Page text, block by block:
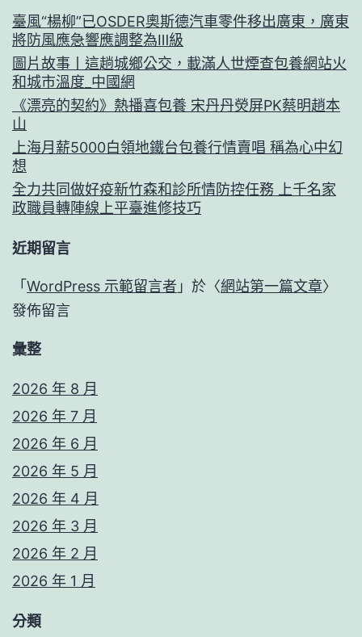
臺風“楊柳”已OSDER奧斯德汽車零件移出廣東，廣東
將防風應急響應調整為Ⅲ級
圖片故事丨這趟城鄉公交，載滿人世煙查包養網站火
和城市溫度_中國網
《漂亮的契約》熱播喜包養 宋丹丹熒屏PK蔡明趙本
山
上海月薪5000白領地鐵台包養行情賣唱 稱為心中幻
想
全力共同做好疫新竹森和診所情防控任務 上千名家
政職員轉陣線上平臺進修技巧
近期留言
「 WordPress 示範留言者 」於〈網站第一篇文章〉
發佈留言
彙整
2026 年 8 月
2026 年 7 月
2026 年 6 月
2026 年 5 月
2026 年 4 月
2026 年 3 月
2026 年 2 月
2026 年 1 月
分類